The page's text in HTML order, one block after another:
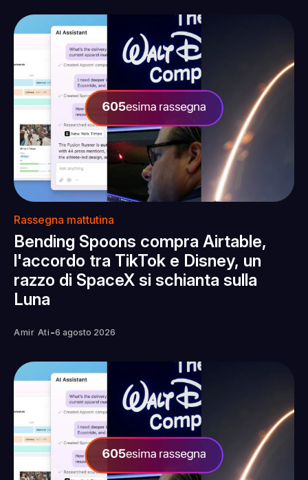
Rassegna mattutina
Bending Spoons compra Airtable,
l'accordo tra TikTok e Disney, un
razzo di SpaceX si schianta sulla
Luna
Amir Ati -6 agosto 2026